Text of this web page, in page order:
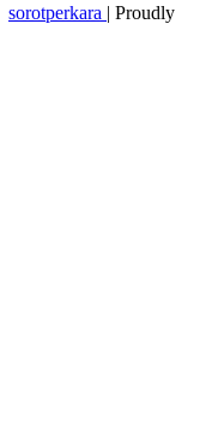
sorotperkara | Proudly